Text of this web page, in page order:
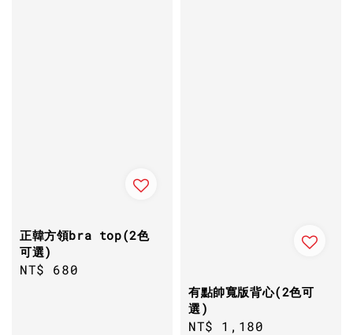
正韓方領bra top(2色
可選)
Regular
NT$ 680
有點帥寬版背心(2色可
選)
Sale
NT$ 1,180